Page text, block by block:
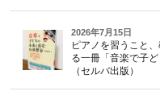
2026年7月15日
ピアノを習うこと
る一冊「音楽で子
（セルバ出版）